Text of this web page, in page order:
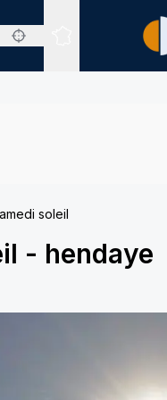
Sites expertisés
soleil
- hendaye